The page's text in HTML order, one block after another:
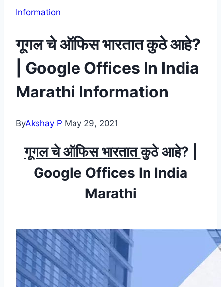
Information
गूगल चे ऑफिस भारतात कुठे आहे?
| Google Offices In India
Marathi Information
ByAkshay P May 29, 2021
गूगल चे ऑफिस भारतातकुठे आहे? |
Google Offices In India
Marathi